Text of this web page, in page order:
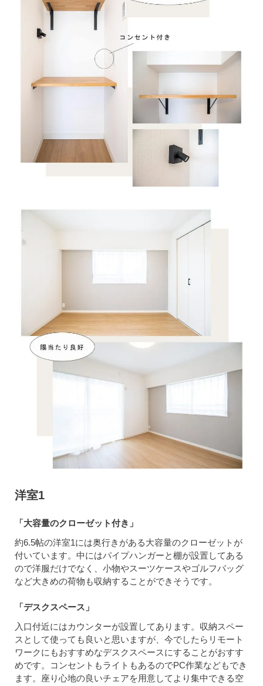
洋室1
「大容量のクローゼット付き」
約6.5帖の洋室1には奥行きがある大容量のクローゼットが
付いています。中にはパイプハンガーと棚が設置してある
ので洋服だけでなく、小物やスーツケースやゴルフバッグ
など大きめの荷物も収納することができそうです。
「デスクスペース」
入口付近にはカウンターが設置してあります。収納スペー
スとして使っても良いと思いますが、今でしたらリモート
ワークにもおすすめなデスクスペースにすることがおすす
めです。コンセントもライトもあるのでPC作業などもでき
ます。座り心地の良いチェアを用意してより集中できる空